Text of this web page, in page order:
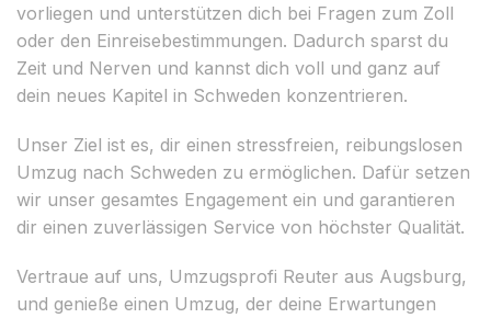
vorliegen und unterstützen dich bei Fragen zum Zoll
oder den Einreisebestimmungen. Dadurch sparst du
Zeit und Nerven und kannst dich voll und ganz auf
dein neues Kapitel in Schweden konzentrieren.
Unser Ziel ist es, dir einen stressfreien, reibungslosen
Umzug nach Schweden zu ermöglichen. Dafür setzen
wir unser gesamtes Engagement ein und garantieren
dir einen zuverlässigen Service von höchster Qualität.
Vertraue auf uns, Umzugsprofi Reuter aus Augsburg,
und genieße einen Umzug, der deine Erwartungen